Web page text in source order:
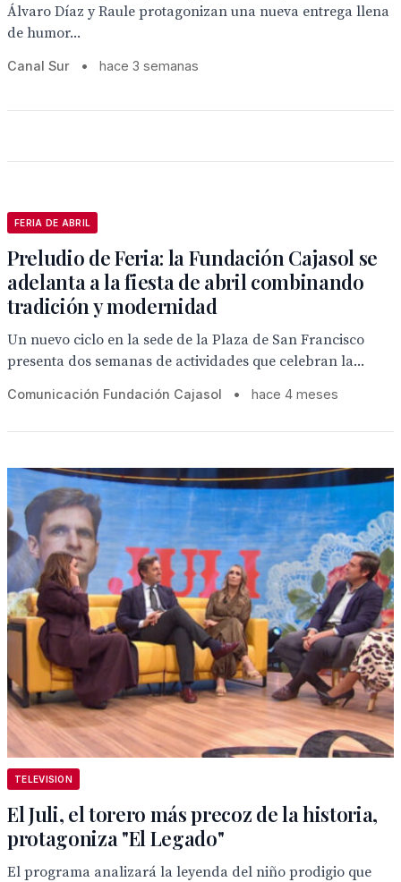
Álvaro Díaz y Raule protagonizan una nueva entrega llena
de humor...
Canal Sur • hace 3 semanas
FERIA DE ABRIL
Preludio de Feria: la Fundación Cajasol se
adelanta a la fiesta de abril combinando
tradición y modernidad
Un nuevo ciclo en la sede de la Plaza de San Francisco
presenta dos semanas de actividades que celebran la...
Comunicación Fundación Cajasol • hace 4 meses
TELEVISION
El Juli, el torero más precoz de la historia,
protagoniza "El Legado"
El programa analizará la leyenda del niño prodigio que